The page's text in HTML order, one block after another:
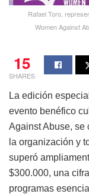
Rafael Toro,
Women Against
15
SHARES
La edición
evento benéfico
Against Abuse, se
la organización y
superó
$300.000, una
programas